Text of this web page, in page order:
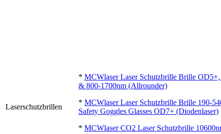
Laserschutzbrillen
* MCWlaser Laser Schutzbrille Brille
& 800-1700nm (Allrounder)
* MCWlaser Laser Schutzbrille Brille 190-
Safety Goggles Glasses OD7+ (Diodenlaser)
* MCWlaser CO2 Laser Schutzbrille